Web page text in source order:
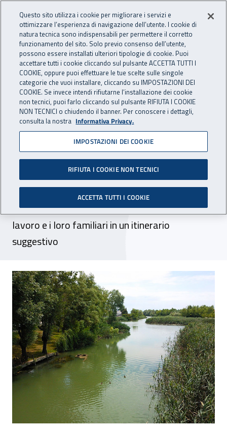
INAIL - Istituto Nazionale
Apri cerca
Navigazione principale
Navigazione - Ti trovi in:
Home Inail comunica News
13 maggio 2022
Alla scoperta della laguna
di Venezia e del fiume Sile
Una passeggiata in bicicletta, sabato 14
maggio, vedrà impegnati gli infortunati sul
lavoro e i loro familiari in un itinerario
suggestivo
Alla scoperta della laguna di Venezia e
Questo sito utilizza i cookie per migliorare i servizi e
ottimizzare l’esperienza di navigazione dell’utente. I cookie di
natura tecnica sono indispensabili per permettere il corretto
funzionamento del sito. Solo previo consenso dell’utente,
possono essere installati ulteriori tipologie di cookie. Puoi
accettare tutti i cookie cliccando sul pulsante ACCETTA TUTTI I
COOKIE, oppure puoi effettuare le tue scelte sulle singole
categorie che vuoi installare, cliccando su IMPOSTAZIONI DEI
COOKIE. Se invece intendi rifiutarne l’installazione dei cookie
non tecnici, puoi farlo cliccando sul pulsante RIFIUTA I COOKIE
NON TECNICI o chiudendo il banner. Per conoscere i dettagli,
consulta la nostra Informativa Privacy.
IMPOSTAZIONI DEI COOKIE
RIFIUTA I COOKIE NON TECNICI
ACCETTA TUTTI I COOKIE